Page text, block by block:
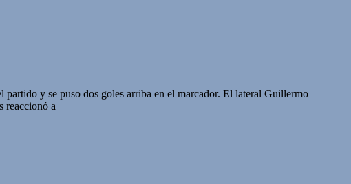
y se puso dos goles arriba en el marcador. El lateral Guillermo
reaccionó a